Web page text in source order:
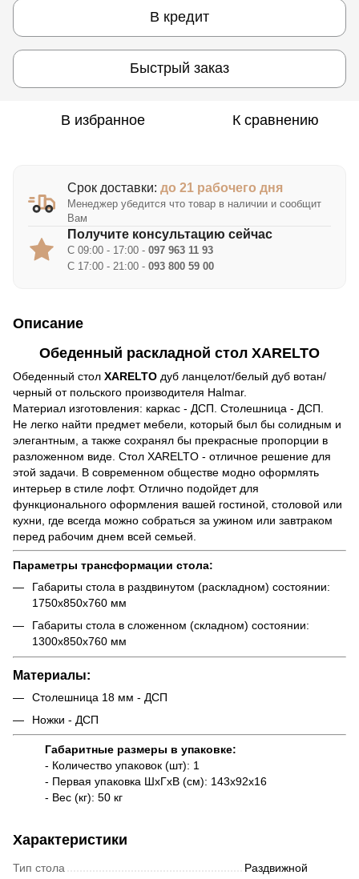
В кредит
Быстрый заказ
В избранное К сравнению
Срок доставки: до 21 рабочего дня
Менеджер убедится что товар в наличии и сообщит
Вам
Получите консультацию сейчас
С 09:00 - 17:00 - 097 963 11 93
С 17:00 - 21:00 - 093 800 59 00
Описание
Обеденный раскладной стол XARELTO
Обеденный стол XARELTO дуб ланцелот/белый дуб вотан/
черный от польского производителя Halmar.
Материал изготовления: каркас - ДСП. Столешница - ДСП.
Не легко найти предмет мебели, который был бы солидным и
элегантным, а также сохранял бы прекрасные пропорции в
разложенном виде. Стол XARELTO - отличное решение для
этой задачи. В современном обществе модно оформлять
интерьер в стиле лофт. Отлично подойдет для
функционального оформления вашей гостиной, столовой или
кухни, где всегда можно собраться за ужином или завтраком
перед рабочим днем всей семьей.
Параметры трансформации стола:
Габариты стола в раздвинутом (раскладном) состоянии:
1750x850x760 мм
Габариты стола в сложенном (складном) состоянии:
1300x850x760 мм
Материалы:
Столешница 18 мм - ДСП
Ножки - ДСП
Габаритные размеры в упаковке:
- Количество упаковок (шт): 1
- Первая упаковка ШxГxВ (см): 143x92x16
- Вес (кг): 50 кг
Характеристики
Тип стола Раздвижной